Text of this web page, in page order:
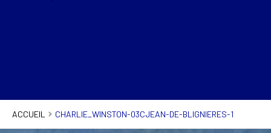
ACCUEIL CHARLIE_WINSTON-03CJEAN-DE-BLIGNIERES-1